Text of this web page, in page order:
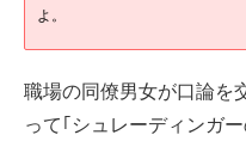
よ。
職場の同僚男女が口論を
って｢シュレーディンガ